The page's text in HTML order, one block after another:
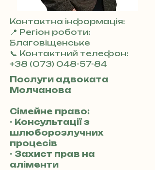
Контактна інформація:
📍 Регіон роботи:
Благовіщенське
📞 Контактний телефон:
+38 (073) 048-57-84
Послуги адвоката
Молчанова
Сімейне право:
- Консультації з
шлюборозлучних
процесів
- Захист прав на
аліменти